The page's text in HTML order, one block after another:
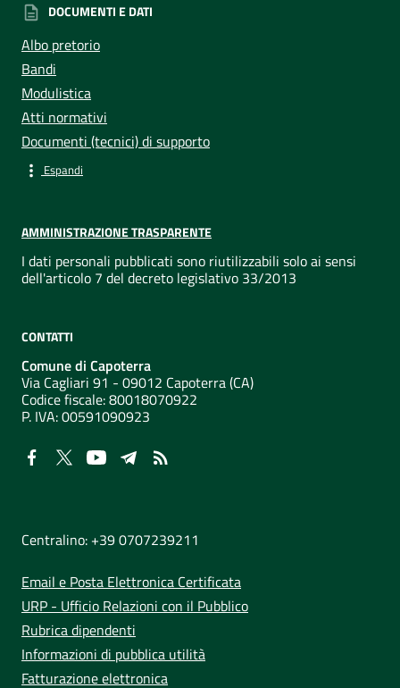
DOCUMENTI E DATI
Albo pretorio
Bandi
Modulistica
Atti normativi
Documenti (tecnici) di supporto
Espandi
AMMINISTRAZIONE TRASPARENTE
I dati personali pubblicati sono riutilizzabili solo ai sensi
dell'articolo 7 del decreto legislativo 33/2013
CONTATTI
Comune di Capoterra
Via Cagliari 91 - 09012 Capoterra (CA)
Codice fiscale: 80018070922
P. IVA:00591090923
Centralino: +39 0707239211
Email e Posta Elettronica Certificata
URP - Ufficio Relazioni con il Pubblico
Rubrica dipendenti
Informazioni di pubblica utilità
Fatturazione elettronica